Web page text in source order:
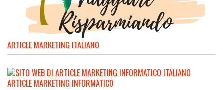
ARTICLE MARKETING ITALIANO
ARTICLE MARKETING INFORMATICO